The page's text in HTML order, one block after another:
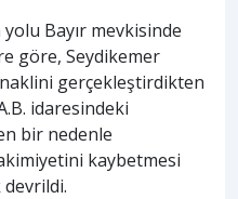
Bayır mevkisinde
göre, Seydikemer
gerçekleştirdikten
idaresindeki
bir nedenle
kaybetmesi